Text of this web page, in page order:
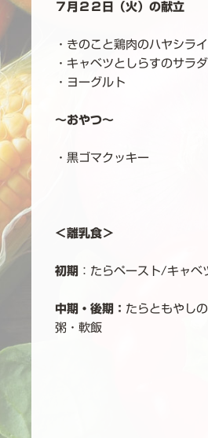
７月２２日（火）の献立
・きのこと鶏肉のハヤシラ
・キャベツとしらすのサラダ
・ヨーグルト
～おやつ～
・黒ゴマクッキー
＜離乳食＞
初期 ：たらペースト/キャ
中期・後期： たらともやし
粥・軟飯